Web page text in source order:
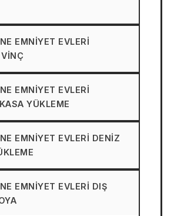
EMNIYET EVLERI
EMNIYET EVLERI
YÜKLEME
EMNIYET EVLERI DENIZ
EMNIYET EVLERI DIŞ